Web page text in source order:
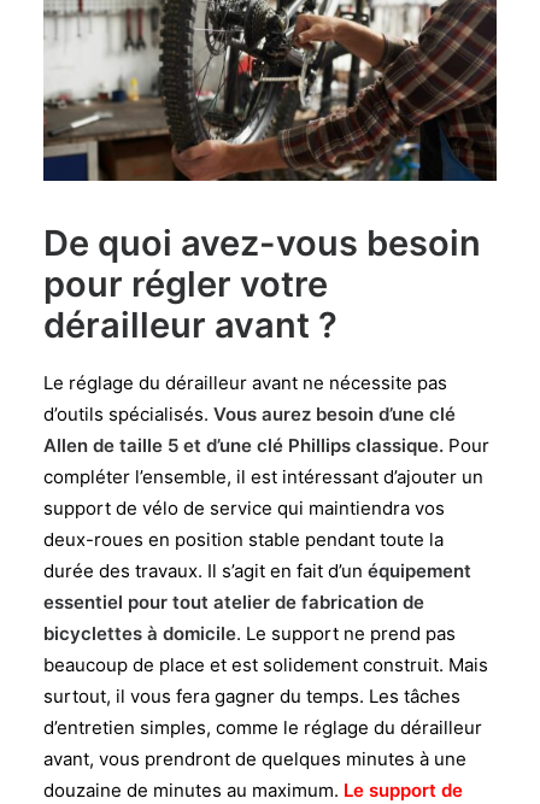
De quoi avez-vous besoin
pour régler votre
dérailleur avant ?
Le réglage du dérailleur avant ne nécessite pas
d’outils spécialisés. Vous aurez besoin d’une clé
Allen de taille 5 et d’une clé Phillips classique. Pour
compléter l’ensemble, il est intéressant d’ajouter un
support de vélo de service qui maintiendra vos
deux-roues en position stable pendant toute la
durée des travaux. Il s’agit en fait d’un équipement
essentiel pour tout atelier de fabrication de
bicyclettes à domicile. Le support ne prend pas
beaucoup de place et est solidement construit. Mais
surtout, il vous fera gagner du temps. Les tâches
d’entretien simples, comme le réglage du dérailleur
avant, vous prendront de quelques minutes à une
douzaine de minutes au maximum. Le support de